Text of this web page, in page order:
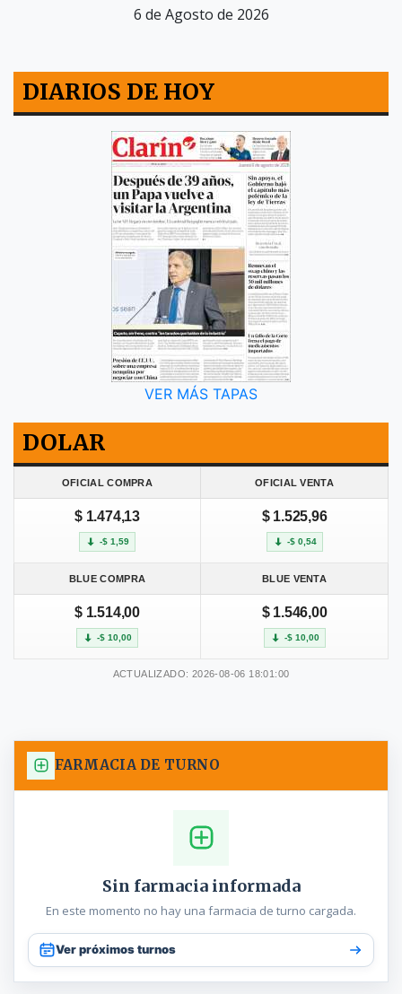
6 de Agosto de 2026
DIARIOS DE HOY
VER MÁS TAPAS
DOLAR
OFICIAL COMPRA OFICIAL VENTA
$ 1.474,13
-$ 1,59
$ 1.525,96
-$ 0,54
BLUE COMPRA BLUE VENTA
$ 1.514,00
-$ 10,00
$ 1.546,00
-$ 10,00
ACTUALIZADO: 2026-08-06 18:01:00
FARMACIA DE TURNO
Sin farmacia informada
En este momento no hay una farmacia de turno cargada.
Ver próximos turnos